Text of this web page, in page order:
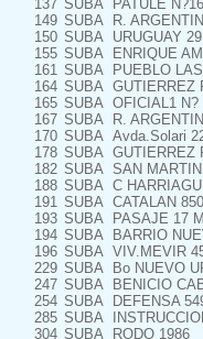
137 SUBA PATULE
149 SUBA R.
150 SUBA URUGUAY
155 SUBA ENRIQUE
161 SUBA PUEBLO
164 SUBA GUTIERREZ
165 SUBA OFICIAL1 N?
167 SUBA R.
170 SUBA Avda.Solari
178 SUBA GUTIERREZ
182 SUBA SAN
188 SUBA C
191 SUBA CATALAN 850
193 SUBA PASAJE 17
194 SUBA BARRIO
196 SUBA VIV.MEVIR
229 SUBA Bo NUEVO
247 SUBA BENICIO
254 SUBA DEFENSA
285 SUBA
304 SUBA RODO 1986